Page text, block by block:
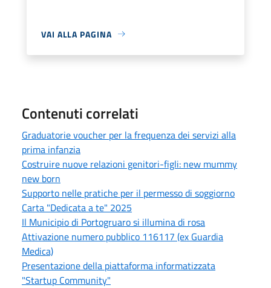
VAI ALLA PAGINA
Contenuti correlati
Graduatorie voucher per la frequenza dei servizi alla
prima infanzia
Costruire nuove relazioni genitori-figli: new mummy
new born
Supporto nelle pratiche per il permesso di soggiorno
Carta "Dedicata a te" 2025
Il Municipio di Portogruaro si illumina di rosa
Attivazione numero pubblico 116117 (ex Guardia
Medica)
Presentazione della piattaforma informatizzata
"Startup Community"